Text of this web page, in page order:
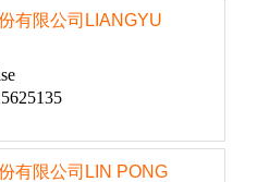
有限公司LIANGYU
有限公司LIN PONG